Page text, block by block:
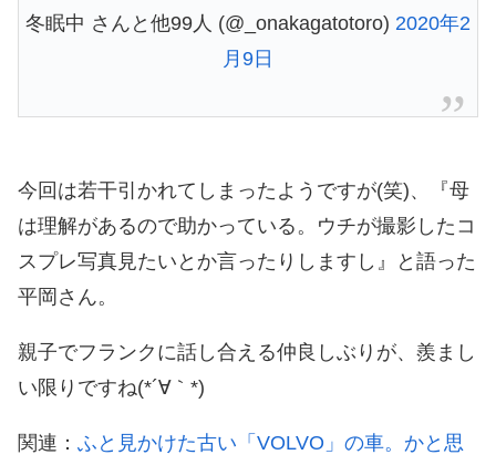
冬眠中 さんと他99人 (@_onakagatotoro) 2020年2
月9日
今回は若干引かれてしまったようですが(笑)、『母
は理解があるので助かっている。ウチが撮影したコ
スプレ写真見たいとか言ったりしますし』と語った
平岡さん。
親子でフランクに話し合える仲良しぶりが、羨まし
い限りですね(*´∀｀*)
関連： ふと見かけた古い「VOLVO」の車。かと思